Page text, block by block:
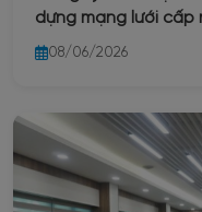
dựng mạng lưới cấp
Lạc và Yên Xuân
08/06/2026